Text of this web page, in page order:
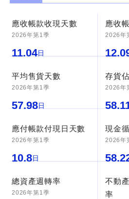
應收帳款收現天數
2026年第1季
11.04日
應收
2026年
平均售貨天數
2026年第1季
57.98日
存貨
2026年
應付帳款付現日天數
2026年第1季
10.8日
現金
2026年
總資產週轉率
2026年第1季
不動
率